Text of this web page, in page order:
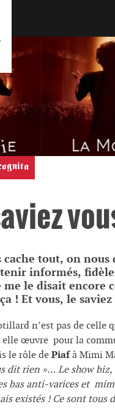
cache tout, on
informés,
me le disait encore
! Et vous, le saviez
n’est pas de celle
œuvre pour la
le rôle de Piafà Mimi
dit rien »… Le show biz,
bas anti-varices et
existés ! Ce sont tous